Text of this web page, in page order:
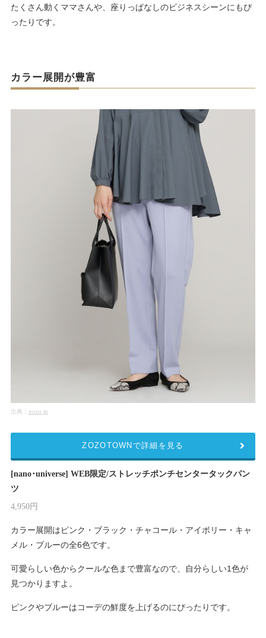
たくさん動くママさんや、座りっぱなしのビジネスシーンにもぴ
ったりです。
カラー展開が豊富
出典： zozo.jp
[nano･universe] WEB限定/ストレッチポンチセンタータックパン
ツ
4,950円
カラー展開はピンク・ブラック・チャコール・アイボリー・キャ
メル・ブルーの全6色です。
可愛らしい色からクールな色まで豊富なので、自分らしい1色が
見つかりますよ。
ピンクやブルーはコーデの鮮度を上げるのにぴったりです。
ZOZOTOWNで詳細を見る